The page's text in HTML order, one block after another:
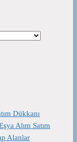
Dükkanı
Alım Satım
Alanlar